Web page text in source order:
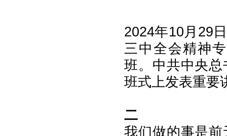
2024年10月29
三中全会精神
班。中共中央
班式上发表重要
二
我们做的事是